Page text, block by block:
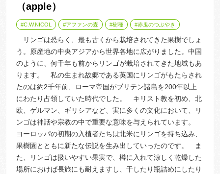
（apple）
C.W.NICOL アファンの森 樹種 赤鬼のつぶやき
リンゴは恐らく、最も古くから栽培されてきた果樹でしょ
う。原産地の中央アジアから世界各地に広がりました。中国
のように、何千年も前からリンゴが栽培されてきた地域もあ
ります。 私の生まれ故郷である英国にリンゴがもたらされ
たのは約2千年前、ローマ帝国がブリテン諸島を200年以上
にわたり占領していた時代でした。 キリスト教を初め、北
欧、ゲルマン、ギリシアなど、実に多くの文化において、リ
ンゴは神話や宗教の中で重要な意味を与えられています。
ヨーロッパの初期の入植者たちは北米にリンゴを持ち込み、
果樹園とともに新たな伝説を生み出していったのです。 ま
た、リンゴは扱いやすい果実で、樽に入れて涼しく乾燥した
場所におけば長旅にも耐えますし、干したり瓶詰めにしたり